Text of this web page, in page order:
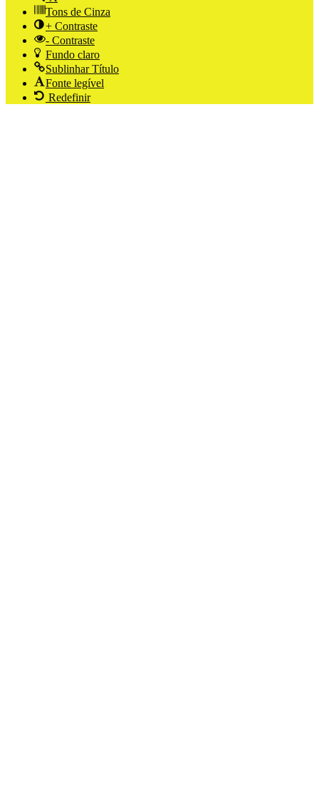
Tons de Cinza
+ Contraste
- Contraste
Fundo claro
Sublinhar Título
Fonte legível
Redefinir